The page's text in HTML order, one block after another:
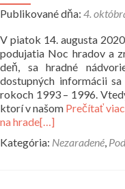
Publikované dňa: 4.
V piatok 14. augusta
podujatia Noc hradov a
deň, sa hradné
dostupných informácii
rokoch 1993 – 1996.
ktorí v našom Prečítať
na hrade[…]
Kategória: Nezaradené,